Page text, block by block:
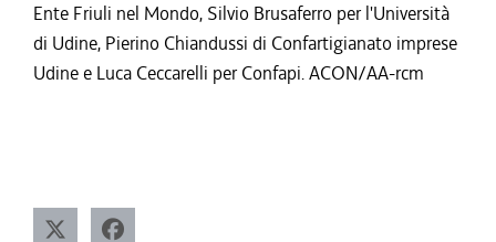
Ente Friuli nel Mondo, Silvio Brusaferro per l'Università
di Udine, Pierino Chiandussi di Confartigianato imprese
Udine e Luca Ceccarelli per Confapi. ACON/AA-rcm